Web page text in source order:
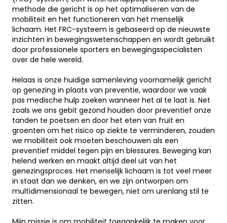
methode die gericht is op het optimaliseren van de
mobiliteit en het functioneren van het menselijk
lichaam. Het FRC-systeem is gebaseerd op de nieuwste
inzichten in bewegingswetenschappen en wordt gebruikt
door professionele sporters en bewegingsspecialisten
over de hele wereld.
Helaas is onze huidige samenleving voornamelijk gericht
op genezing in plaats van preventie, waardoor we vaak
pas medische hulp zoeken wanneer het al te laat is. Net
zoals we ons gebit gezond houden door preventief onze
tanden te poetsen en door het eten van fruit en
groenten om het risico op ziekte te verminderen, zouden
we mobiliteit ook moeten beschouwen als een
preventief middel tegen pijn en blessures. Beweging kan
helend werken en maakt altijd deel uit van het
genezingsproces. Het menselijk lichaam is tot veel meer
in staat dan we denken, en we zijn ontworpen om
multidimensionaal te bewegen, niet om urenlang stil te
zitten.